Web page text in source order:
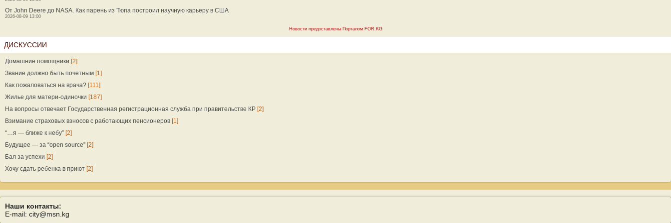
От John Deere до NASA. Как парень из Тюпа построил научную карьеру в США
2026-08-09 13:00
Новости предоставлены Порталом FOR.KG
ДИСКУССИИ
Домашние помощники [2]
Звание должно быть почетным [1]
Как пожаловаться на врача? [111]
Жилье для матери-одиночки [187]
На вопросы отвечает Государственная регистрационная служба при правительстве КР [2]
Взимание страховых взносов с работающих пенсионеров [1]
“…я — ближе к небу” [2]
Будущее — за “open source” [2]
Бал за успехи [2]
Хочу сдать ребенка в приют [2]
Наши контакты:
E-mail: city@msn.kg